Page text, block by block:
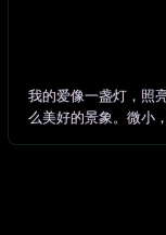
我的爱像一盏灯，照
么美好的景象。微小